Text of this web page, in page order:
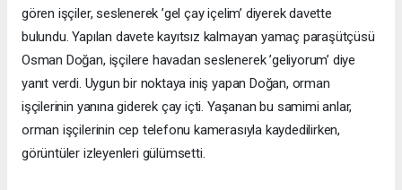
gören işçiler, seslenerek ’gel çay içelim’ diyerek davette
bulundu. Yapılan davete kayıtsız kalmayan yamaç paraşütçüsü
Osman Doğan, işçilere havadan seslenerek ’geliyorum’ diye
yanıt verdi. Uygun bir noktaya iniş yapan Doğan, orman
işçilerinin yanına giderek çay içti. Yaşanan bu samimi anlar,
orman işçilerinin cep telefonu kamerasıyla kaydedilirken,
görüntüler izleyenleri gülümsetti.